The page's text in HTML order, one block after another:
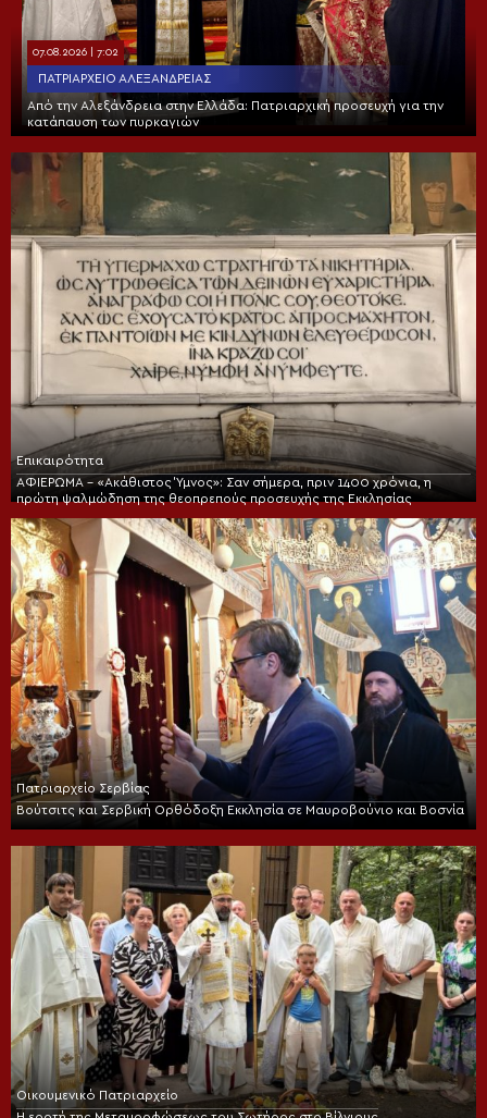
07.08.2026 | 7:02
ΠΑΤΡΙΑΡΧΕΊΟ ΑΛΕΞΑΝΔΡΕΊΑΣ
Από την Αλεξάνδρεια στην Ελλάδα: Πατριαρχική προσευχή για την
κατάπαυση των πυρκαγιών
Επικαιρότητα
ΑΦΙΕΡΩΜΑ – «Ακάθιστος Ύμνος»: Σαν σήμερα, πριν 1400 χρόνια, η
πρώτη ψαλμώδηση της θεοπρεπούς προσευχής της Εκκλησίας
Πατριαρχείο Σερβίας
Βούτσιτς και Σερβική Ορθόδοξη Εκκλησία σε Μαυροβούνιο και Βοσνία
Οικουμενικό Πατριαρχείο